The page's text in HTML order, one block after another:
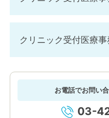
クリニック受付医療
お電話でお問い
03-